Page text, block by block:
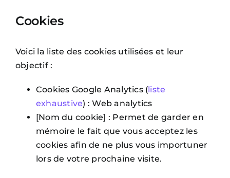
Cookies
Voici la liste des cookies utilisées et leur
objectif :
Cookies Google Analytics ( liste
exhaustive) : Web analytics
[Nom du cookie] : Permet de garder en
mémoire le fait que vous acceptez les
cookies afin de ne plus vous importuner
lors de votre prochaine visite.